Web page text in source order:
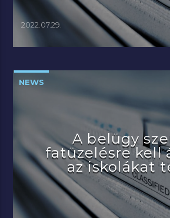
2022.07.29.
NEWS
A belügy
fatüzelésre kell
az iskolákat